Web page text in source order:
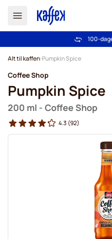
Gratis
100-
Alt til kaffen Pumpkin Spice
Coffee Shop
Pumpkin Spice
200 ml - Coffee Shop
4.3 (92)